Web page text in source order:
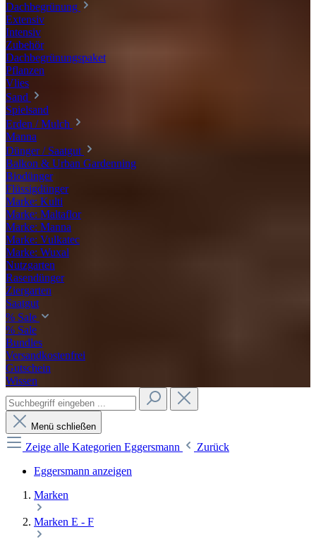
Dachbegrünung
Extensiv
Intensiv
Zubehör
Dachbegrünungspaket
Pflanzen
Vlies
Sand
Spielsand
Erden / Mulch
Manna
Dünger / Saatgut
Balkon & Urban Gardenning
Biodünger
Flüssigdünger
Marke: Kulti
Marke: Maltaflor
Marke: Manna
Marke: Vulkatec
Marke: Wuxal
Nutzgarten
Rasendünger
Ziergarten
Saatgut
% Sale
% Sale
Bundles
Versandkostenfrei
Gutschein
Wissen
Menü schließen
Zeige alle Kategorien Eggersmann
Zurück
Eggersmann anzeigen
Marken
Marken E - F